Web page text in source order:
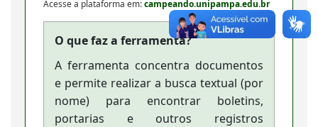
Acesse a plataforma em:campeando.unipampa.edu.br
O que faz a ferramenta?
A ferramenta concentra documentos
e permite realizar a busca textual (por
nome) para encontrar boletins,
portarias e outros registros